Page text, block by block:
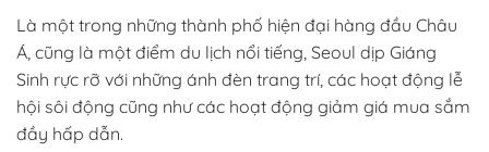
Là một trong những thành phố hiện đại hàng đầu Châu
Á, cũng là một điểm du lịch nổi tiếng, Seoul dịp Giáng
Sinh rực rỡ với những ánh đèn trang trí, các hoạt động lễ
hội sôi động cũng như các hoạt động giảm giá mua sắm
đầy hấp dẫn.